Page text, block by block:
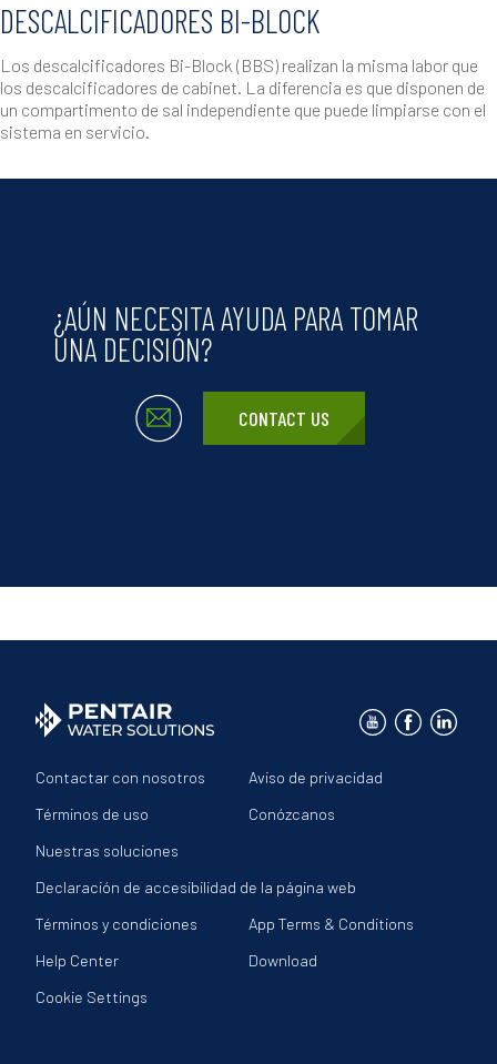
DESCALCIFICADORES BI-BLOCK
Los descalcificadores Bi-Block (BBS) realizan la misma labor que
los descalcificadores de cabinet. La diferencia es que disponen de
un compartimento de sal independiente que puede limpiarse con el
sistema en servicio.
¿AÚN NECESITA AYUDA PARA TOMAR
UNA DECISIÓN?
CONTACT US
Contactar con nosotros
Aviso de privacidad
Términos de uso
Conózcanos
Nuestras soluciones
Declaración de accesibilidad de la página web
Términos y condiciones
App Terms & Conditions
Help Center
Download
Cookie Settings